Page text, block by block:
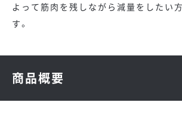
よって筋肉を残しながら減量をしたい
す。
商品概要